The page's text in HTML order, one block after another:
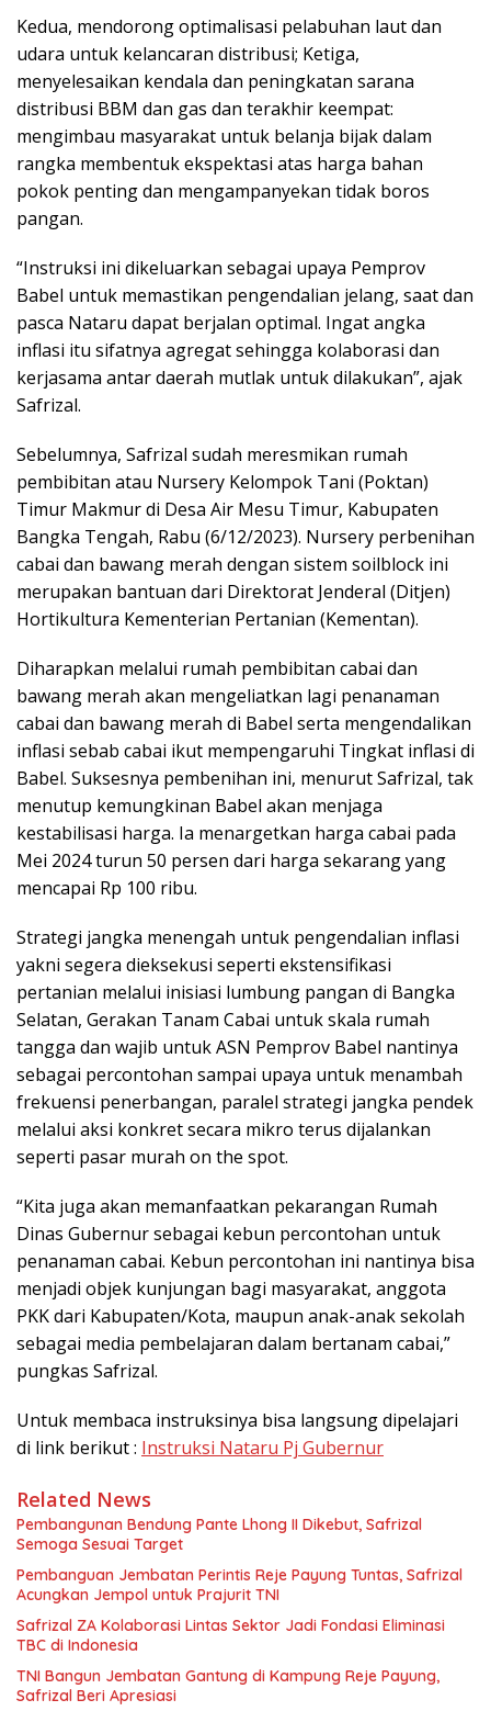
Kedua, mendorong optimalisasi pelabuhan laut dan
udara untuk kelancaran distribusi; Ketiga,
menyelesaikan kendala dan peningkatan sarana
distribusi BBM dan gas dan terakhir keempat:
mengimbau masyarakat untuk belanja bijak dalam
rangka membentuk ekspektasi atas harga bahan
pokok penting dan mengampanyekan tidak boros
pangan.
“Instruksi ini dikeluarkan sebagai upaya Pemprov
Babel untuk memastikan pengendalian jelang, saat dan
pasca Nataru dapat berjalan optimal. Ingat angka
inflasi itu sifatnya agregat sehingga kolaborasi dan
kerjasama antar daerah mutlak untuk dilakukan”, ajak
Safrizal.
Sebelumnya, Safrizal sudah meresmikan rumah
pembibitan atau Nursery Kelompok Tani (Poktan)
Timur Makmur di Desa Air Mesu Timur, Kabupaten
Bangka Tengah, Rabu (6/12/2023). Nursery perbenihan
cabai dan bawang merah dengan sistem soilblock ini
merupakan bantuan dari Direktorat Jenderal (Ditjen)
Hortikultura Kementerian Pertanian (Kementan).
Diharapkan melalui rumah pembibitan cabai dan
bawang merah akan mengeliatkan lagi penanaman
cabai dan bawang merah di Babel serta mengendalikan
inflasi sebab cabai ikut mempengaruhi Tingkat inflasi di
Babel. Suksesnya pembenihan ini, menurut Safrizal, tak
menutup kemungkinan Babel akan menjaga
kestabilisasi harga. Ia menargetkan harga cabai pada
Mei 2024 turun 50 persen dari harga sekarang yang
mencapai Rp 100 ribu.
Strategi jangka menengah untuk pengendalian inflasi
yakni segera dieksekusi seperti ekstensifikasi
pertanian melalui inisiasi lumbung pangan di Bangka
Selatan, Gerakan Tanam Cabai untuk skala rumah
tangga dan wajib untuk ASN Pemprov Babel nantinya
sebagai percontohan sampai upaya untuk menambah
frekuensi penerbangan, paralel strategi jangka pendek
melalui aksi konkret secara mikro terus dijalankan
seperti pasar murah on the spot.
“Kita juga akan memanfaatkan pekarangan Rumah
Dinas Gubernur sebagai kebun percontohan untuk
penanaman cabai. Kebun percontohan ini nantinya bisa
menjadi objek kunjungan bagi masyarakat, anggota
PKK dari Kabupaten/Kota, maupun anak-anak sekolah
sebagai media pembelajaran dalam bertanam cabai,”
pungkas Safrizal.
Untuk membaca instruksinya bisa langsung dipelajari
di link berikut : Instruksi Nataru Pj Gubernur
Related News
Pembangunan Bendung Pante Lhong II Dikebut, Safrizal
Semoga Sesuai Target
Pembanguan Jembatan Perintis Reje Payung Tuntas, Safrizal
Acungkan Jempol untuk Prajurit TNI
Safrizal ZA Kolaborasi Lintas Sektor Jadi Fondasi Eliminasi
TBC di Indonesia
TNI Bangun Jembatan Gantung di Kampung Reje Payung,
Safrizal Beri Apresiasi